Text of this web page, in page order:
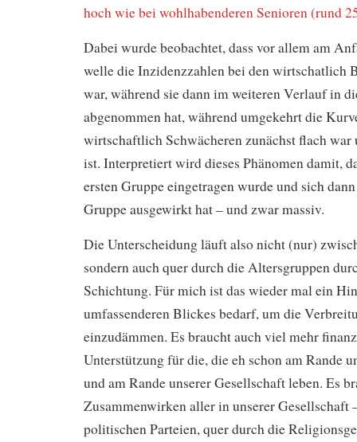
hoch wie bei wohlhabenderen Senioren (rund
Dabei wurde beobachtet, dass vor allem am
welle die Inzidenzzahlen bei den wirtschatlich
war, während sie dann im weiteren Verlauf in
abgenommen hat, während umgekehrt die
wirtschaftlich Schwächeren zunächst flach war
ist. Interpretiert wird dieses Phänomen damit,
ersten Gruppe eingetragen wurde und sich
Gruppe ausgewirkt hat – und zwar massiv.
Die Unterscheidung läuft also nicht (nur)
sondern auch quer durch die Altersgruppen
Schichtung. Für mich ist das wieder mal ein
umfassenderen Blickes bedarf, um die
einzudämmen. Es braucht auch viel mehr
Unterstützung für die, die eh schon am Rande
und am Rande unserer Gesellschaft leben. Es
Zusammenwirken aller in unserer Gesellschaft
politischen Parteien, quer durch die